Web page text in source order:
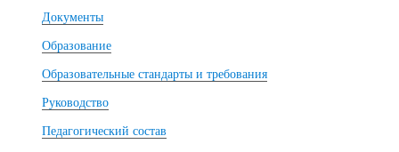
Документы
Образование
Образовательные стандарты и требования
Руководство
Педагогический состав